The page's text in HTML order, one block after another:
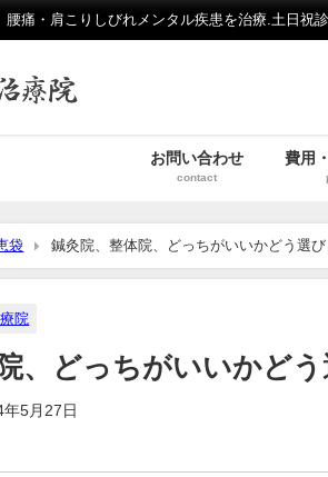
痛・肩こりしびれメンタル疾患を治療.土日祝
お問い合わせ
contact
費用
袋 鍼灸院、整体院、どっちがいいかどう選び
院
、どっちがいいかどう
年5月27日